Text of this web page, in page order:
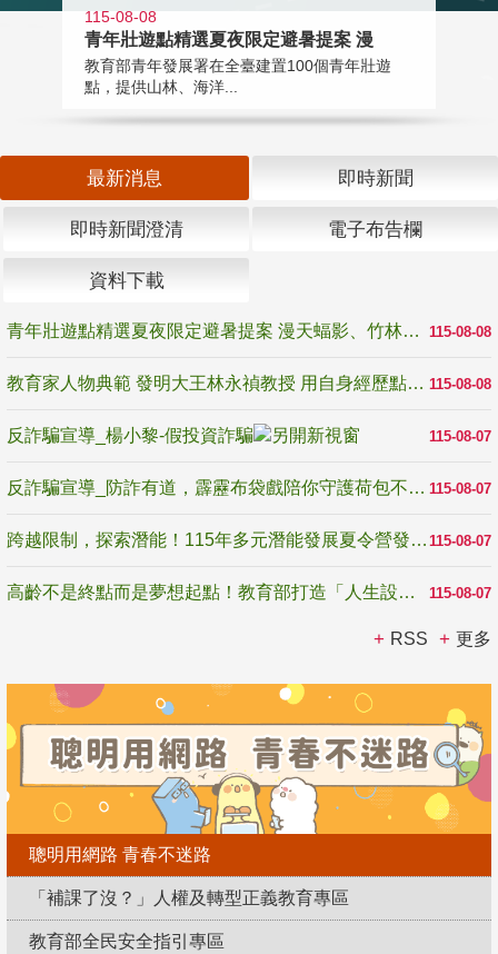
115-08-08
青年壯遊點精選夏夜限定避暑提案 漫
教育部青年發展署在全臺建置100個青年壯遊
點，提供山林、海洋...
最新消息 即時新聞
即時新聞澄清 電子布告欄
資料下載
115-08-08
青年壯遊點精選夏夜限定避暑提案 漫天蝠影、竹林尋蛙、茶香夜觀 邀青年暮色出發
115-08-08
教育家人物典範 發明大王林永禎教授 用自身經歷點亮學生的路
115-08-07
反詐騙宣導_楊小黎-假投資詐騙
115-08-07
反詐騙宣導_防詐有道，霹靂布袋戲陪你守護荷包不受騙
115-08-07
跨越限制，探索潛能！115年多元潛能發展夏令營發掘生命無限可能
115-08-07
高齡不是終點而是夢想起點！教育部打造「人生設計夢工場」 參展第3屆高齡健康產業博覽會
RSS 更多
聰明用網路 青春不迷路
「補課了沒？」人權及轉型正義教育專區
教育部全民安全指引專區